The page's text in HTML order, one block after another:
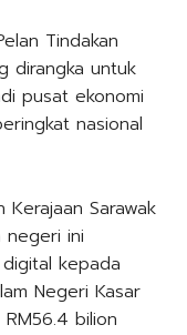
Tindakan
dirangka untuk
pusat ekonomi
nasional
Kerajaan Sarawak
negeri ini
kepada
Negeri Kasar
bilion